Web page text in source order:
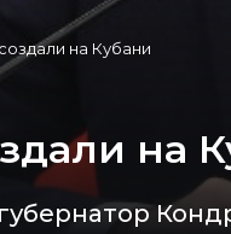
на Кубани
на